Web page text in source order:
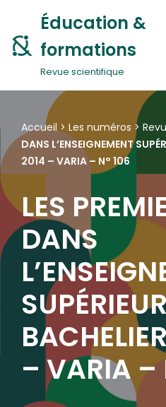
Aller
au
contenu
Éducation &
formations
Revue scientifique
Accueil> Les numéros >
DANS L’ENSEIGNEMENT
2014 – VARIA – N° 106
LES
DANS
– VARIA –